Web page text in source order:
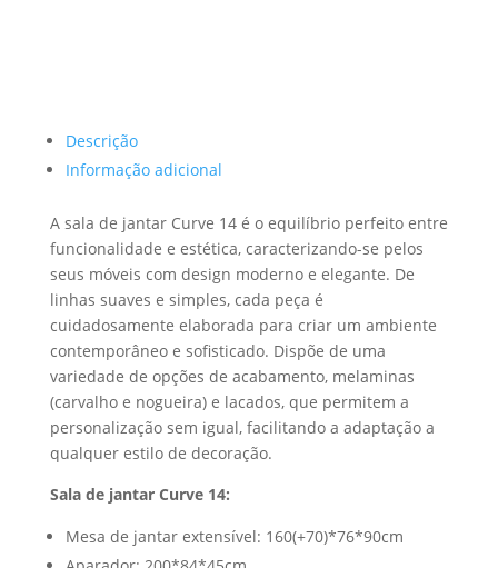
Descrição
Informação adicional
A sala de jantar Curve 14 é o equilíbrio perfeito entre
funcionalidade e estética, caracterizando-se pelos
seus móveis com design moderno e elegante. De
linhas suaves e simples, cada peça é
cuidadosamente elaborada para criar um ambiente
contemporâneo e sofisticado. Dispõe de uma
variedade de opções de acabamento, melaminas
(carvalho e nogueira) e lacados, que permitem a
personalização sem igual, facilitando a adaptação a
qualquer estilo de decoração.
Sala de jantar Curve 14:
Mesa de jantar extensível: 160(+70)*76*90cm